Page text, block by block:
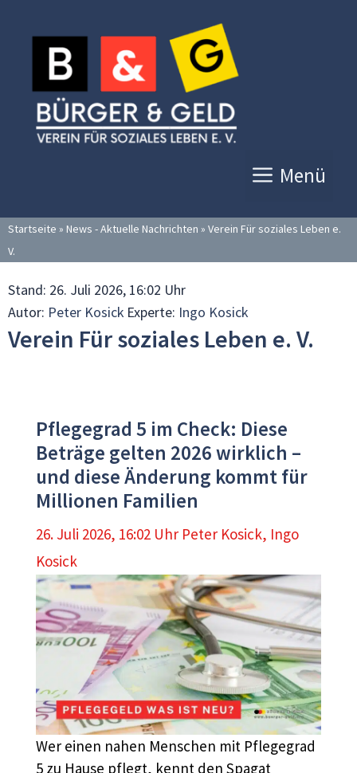
Inhalt
springen
Menü
Startseite » News - Aktuelle Nachrichten » Verein Für soziales Leben e.
V.
Stand: 26. Juli 2026, 16:02 Uhr
Autor: Peter Kosick Experte: Ingo Kosick
Verein Für soziales Leben e. V.
Pflegegrad 5 im Check: Diese
Beträge gelten 2026 wirklich –
und diese Änderung kommt für
Millionen Familien
26. Juli 2026, 16:02 Uhr Peter Kosick, Ingo
Kosick
Wer einen nahen Menschen mit Pflegegrad
5 zu Hause pflegt, kennt den Spagat